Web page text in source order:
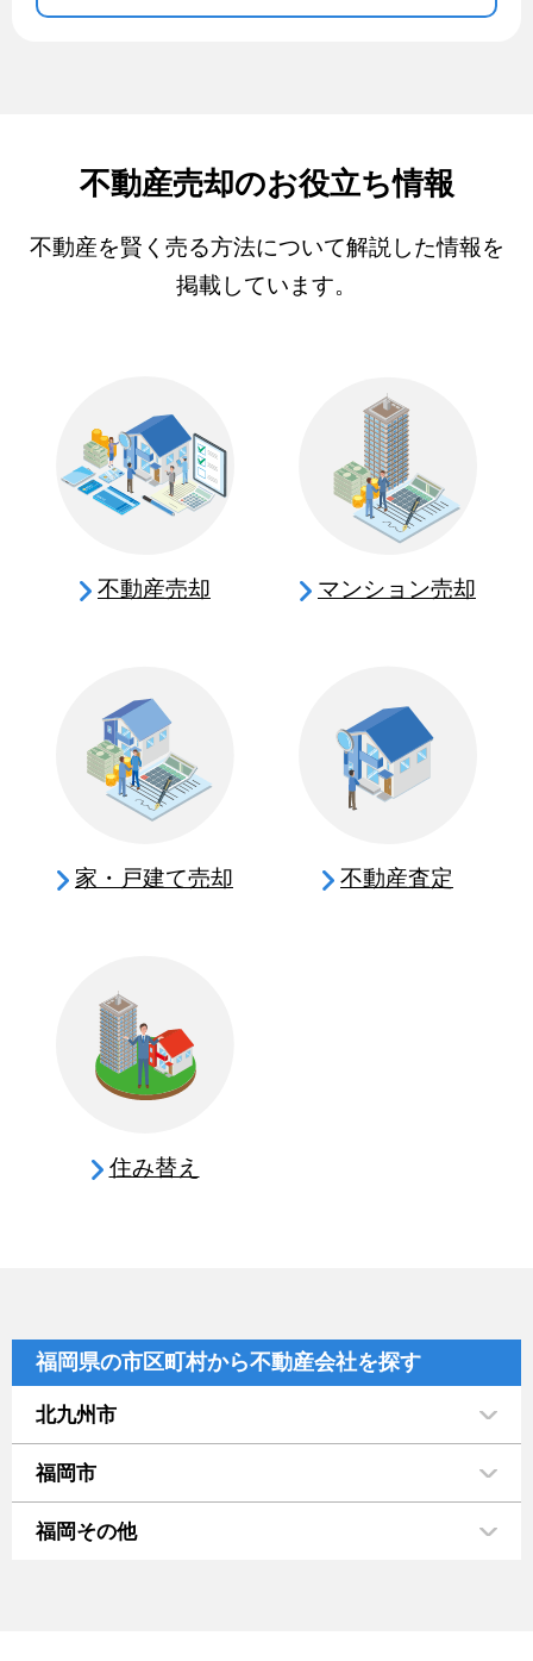
不動産売却のお役立ち情報
不動産を賢く売る方法について解説した情報を
掲載しています。
不動産売却 マンション売却
家・戸建て売却 不動産査定
住み替え
福岡県の市区町村から不動産会社を探す
北九州市
福岡市
福岡その他